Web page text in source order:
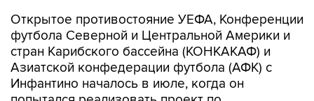
Открытое противостояние УЕФА, Конференции
футбола Северной и Центральной Америки и
стран Карибского бассейна (КОНКАКАФ) и
Азиатской конфедерации футбола (АФК) с
Инфантино началось в июле, когда он